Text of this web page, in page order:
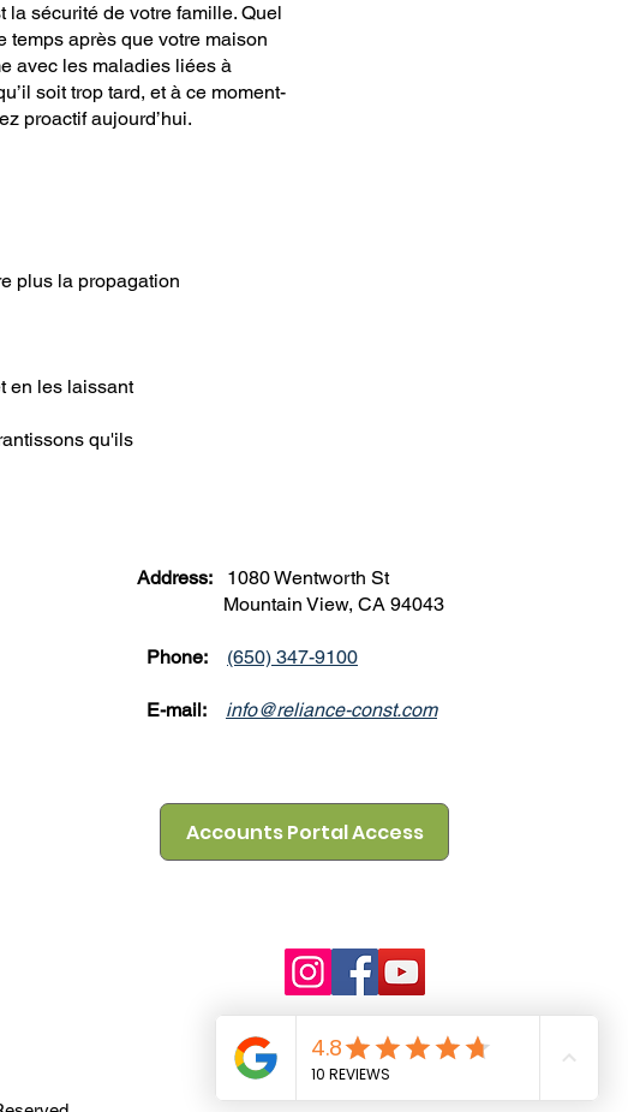
sécurité de votre famille. Quel
temps après que votre maison
avec les maladies liées à
soit trop tard, et à ce moment-
proactif aujourd’hui.
plus la propagation
en les laissant
qu'ils
Address:
1080 Wentworth St
Mountain View, CA 94043
Phone: (650) 347-9100
E-mail: info@reliance-const.com
Accounts Portal Access